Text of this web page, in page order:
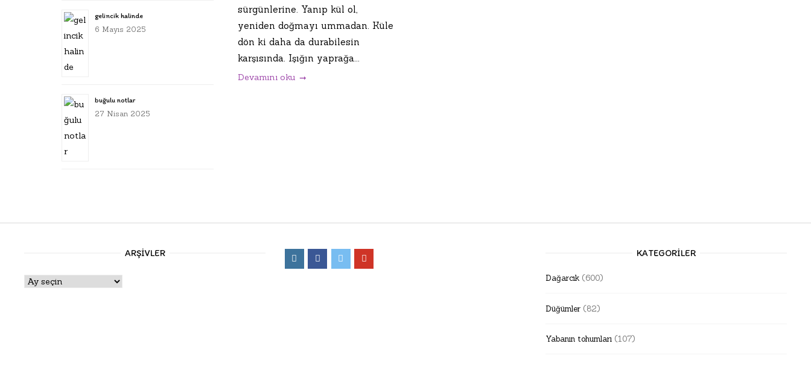
sürgünlerine. Yanıp kül ol,
yeniden doğmayı ummadan. Küle
dön ki daha da durabilesin
karşısında. Işığın yaprağa...
Devamını oku
gelincik halinde
6 Mayıs 2025
buğulu notlar
27 Nisan 2025
ARŞIVLER
Arşivler
KATEGORILER
Dağarcık(600)
Düğümler(82)
Yabanın tohumları(107)